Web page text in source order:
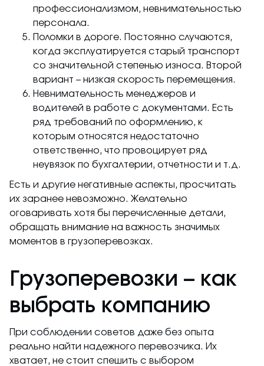
профессионализмом, невнимательностью
персонала.
Поломки в дороге. Постоянно случаются,
когда эксплуатируется старый транспорт
со значительной степенью износа. Второй
вариант – низкая скорость перемещения.
Невнимательность менеджеров и
водителей в работе с документами. Есть
ряд требований по оформлению, к
которым относятся недостаточно
ответственно, что провоцирует ряд
неувязок по бухгалтерии, отчетности и т.д.
Есть и другие негативные аспекты, просчитать
их заранее невозможно. Желательно
оговаривать хотя бы перечисленные детали,
обращать внимание на важность значимых
моментов в грузоперевозках.
Грузоперевозки – как
выбрать компанию
При соблюдении советов даже без опыта
реально найти надежного перевозчика. Их
хватает, не стоит спешить с выбором